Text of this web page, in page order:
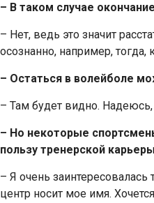
– В таком случае
– Нет, ведь это значит
осознанно, например, тогда,
– Остаться в волейболе
– Там будет видно. Надеюсь,
– Но некоторые
пользу тренерской
– Я очень
центр носит мое имя.